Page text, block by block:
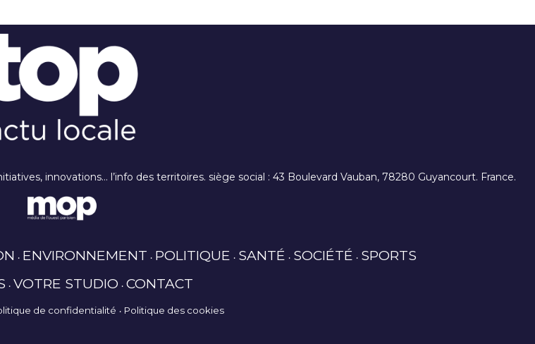
innovations… l’info des territoires. siège social : 43 Boulevard Vauban, 78280 Guyancourt. France.
ENVIRONNEMENT POLITIQUE SANTÉ SOCIÉTÉ SPORTS
VOTRE STUDIO CONTACT
de confidentialité Politique des cookies